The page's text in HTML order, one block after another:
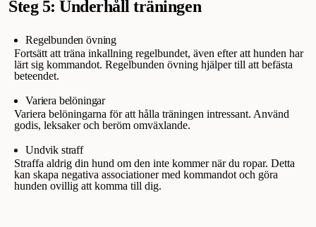
Steg 5: Underhåll träningen
Regelbunden övning
Fortsätt att träna inkallning regelbundet, även efter att hunden har
lärt sig kommandot. Regelbunden övning hjälper till att befästa
beteendet.
Variera belöningar
Variera belöningarna för att hålla träningen intressant. Använd
godis, leksaker och beröm omväxlande.
Undvik straff
Straffa aldrig din hund om den inte kommer när du ropar. Detta
kan skapa negativa associationer med kommandot och göra
hunden ovillig att komma till dig.